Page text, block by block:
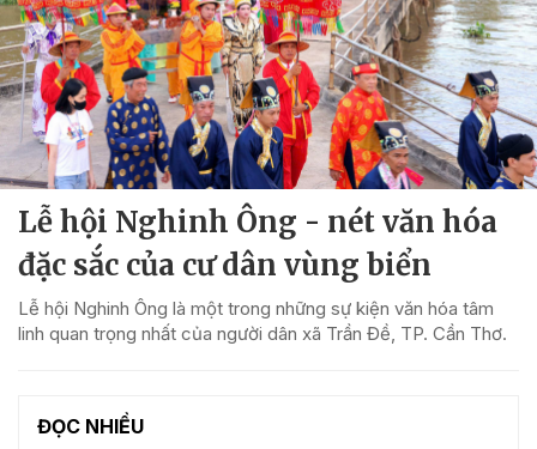
Lễ hội Nghinh Ông - nét văn hóa
đặc sắc của cư dân vùng biển
Lễ hội Nghinh Ông là một trong những sự kiện văn hóa tâm
linh quan trọng nhất của người dân xã Trần Đề, TP. Cần Thơ.
ĐỌC NHIỀU